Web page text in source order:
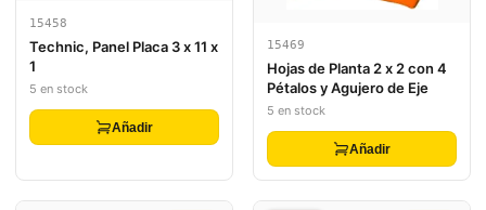
15458
Technic, Panel Placa 3 x 11 x
1
5 en stock
Añadir
15469
Hojas de Planta 2 x 2 con 4
Pétalos y Agujero de Eje
5 en stock
Añadir